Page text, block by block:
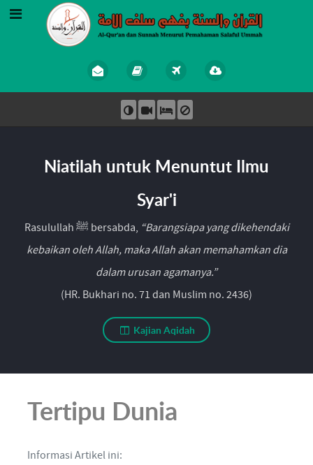
Niatilah untuk Menuntut Ilmu
Syar'i
Rasulullah ﷺ bersabda, “Barangsiapa yang dikehendaki
kebaikan oleh Allah, maka Allah akan memahamkan dia
dalam urusan agamanya.”
(HR. Bukhari no. 71 dan Muslim no. 2436)
Kajian Aqidah
Tertipu Dunia
Informasi Artikel ini: